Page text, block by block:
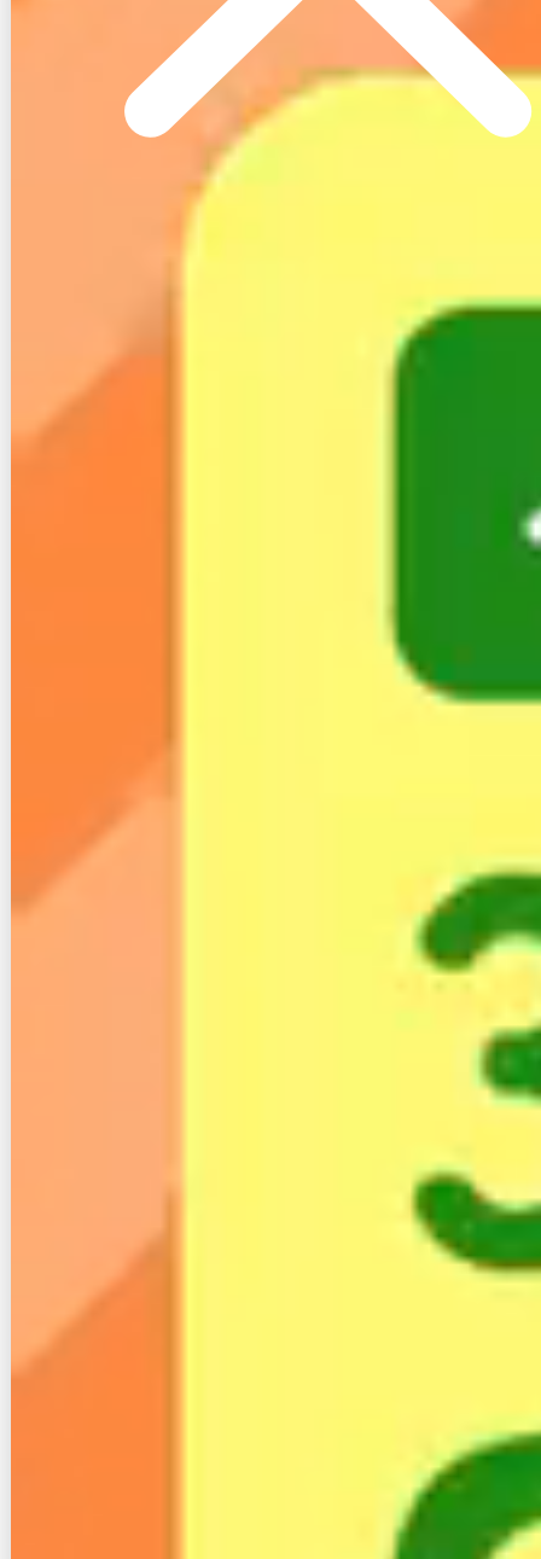
楽天ひかりの初期費用には、先ほど紹介した
工事費の
他に「初期登録費」が含まれます。
初期登録費
レッツ光・光コラボ以外からの乗換」の場合には800
円、「フレッツ光または他社光コラボからの乗り換
特に新規契約時には他社では3,000円程度掛かるのが
普通なので、楽天ひかりは安いほうと言えます。
１−５.楽天ひかりの特典やキャンペー
楽天モバイルユーザーは１年間楽天ひ
かりの月額料金が無料になるキャンペーンは終了して
現在楽天ひかりが行っているキャンペーンは「ひかり
このキャンペーンは１年間月額料金から2,000円割引
適用対象はソフト
やNURO光、CATVサービスや電力会社系列（コミュ
ファ光など）の光回線は光コラボ事業者には当てはま